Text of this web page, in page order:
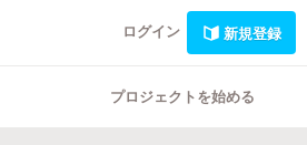
ログイン 新規登録
プロジェクトを始める